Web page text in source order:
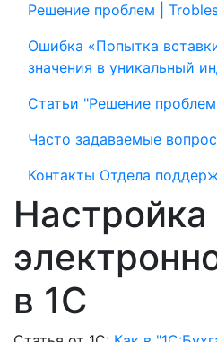
Решение проблем |
Ошибка «Попытка
значения в уникальный
Статьи "Решение
Часто задаваемые
Контакты Отдела
Настройка
в 1С